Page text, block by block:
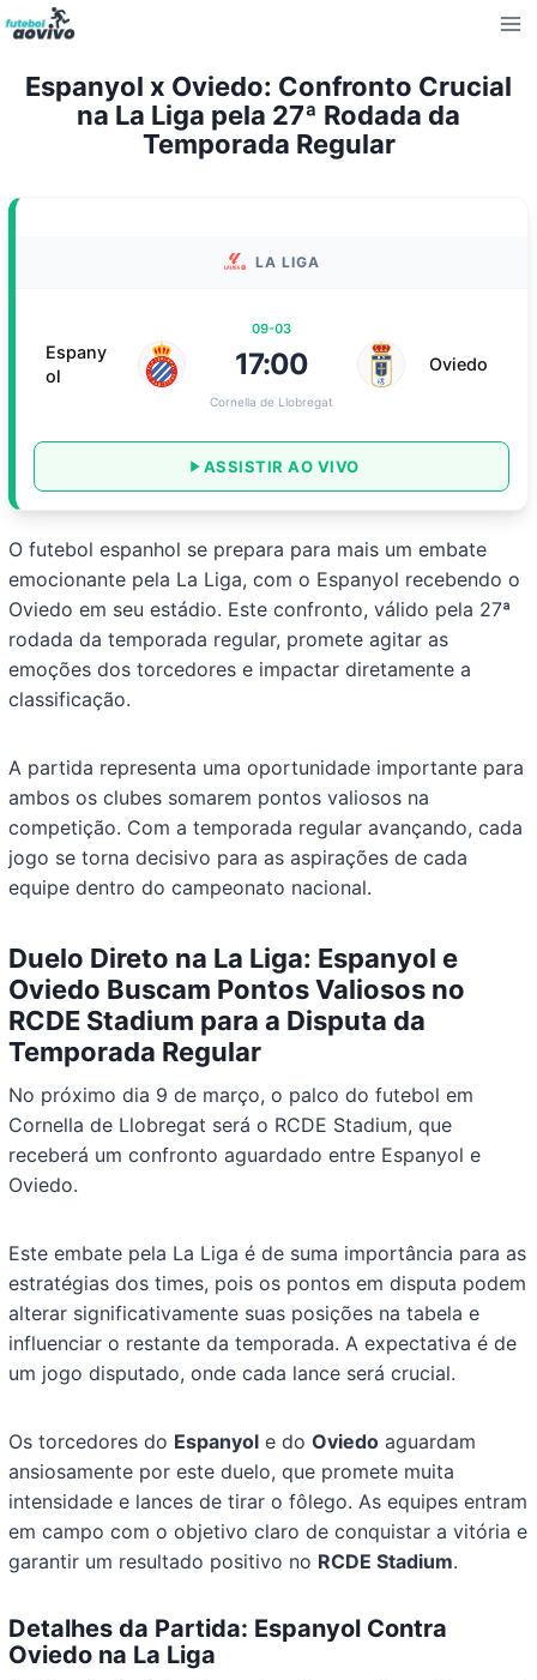
Pular
para
Conteúdo
Espanyol x Oviedo: Confronto Crucial
na La Liga pela 27ª Rodada da
Temporada Regular
LA LIGA
Espany
ol
09-03
17:00
Cornella de Llobregat
Oviedo
ASSISTIR AO VIVO
O futebol espanhol se prepara para mais um embate
emocionante pela La Liga, com o Espanyol recebendo o
Oviedo em seu estádio. Este confronto, válido pela 27ª
rodada da temporada regular, promete agitar as
emoções dos torcedores e impactar diretamente a
classificação.
A partida representa uma oportunidade importante para
ambos os clubes somarem pontos valiosos na
competição. Com a temporada regular avançando, cada
jogo se torna decisivo para as aspirações de cada
equipe dentro do campeonato nacional.
Duelo Direto na La Liga: Espanyol e
Oviedo Buscam Pontos Valiosos no
RCDE Stadium para a Disputa da
Temporada Regular
No próximo dia 9 de março, o palco do futebol em
Cornella de Llobregat será o RCDE Stadium, que
receberá um confronto aguardado entre Espanyol e
Oviedo.
Este embate pela La Liga é de suma importância para as
estratégias dos times, pois os pontos em disputa podem
alterar significativamente suas posições na tabela e
influenciar o restante da temporada. A expectativa é de
um jogo disputado, onde cada lance será crucial.
Os torcedores do Espanyol e doOviedo aguardam
ansiosamente por este duelo, que promete muita
intensidade e lances de tirar o fôlego. As equipes entram
em campo com o objetivo claro de conquistar a vitória e
garantir um resultado positivo no RCDE Stadium.
Detalhes da Partida: Espanyol Contra
Oviedo na La Liga